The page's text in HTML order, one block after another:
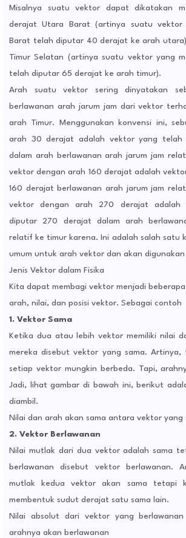
Misalnya suatu vektor dapat dikatakan
derajat Utara Barat (artinya suatu vektor
Barat telah diputar 40 derajat ke arah
Timur Selatan (artinya suatu vektor yang
telah diputar 65 derajat ke arah timur).
Arah suatu vektor sering dinyatakan
berlawanan arah jarum jam dari vektor
arah Timur. Menggunakan konvensi ini,
arah 30 derajat adalah vektor yang
dalam arah berlawanan arah jarum jam
vektor dengan arah 160 derajat adalah
160 derajat berlawanan arah jarum jam
vektor dengan arah 270 derajat adalah
diputar 270 derajat dalam arah
relatif ke timur karena. Ini adalah salah satu
umum untuk arah vektor dan akan
Jenis Vektor dalam Fisika
Kita dapat membagi vektor menjadi
arah, nilai, dan posisi vektor. Sebagai contoh
1. Vektor Sama
Ketika dua atau lebih vektor memiliki nilai
mereka disebut vektor yang sama.
setiap vektor mungkin berbeda. Tapi,
Jadi, lihat gambar di bawah ini, berikut
diambil.
Nilai dan arah akan sama antara vektor yang
2. Vektor Berlawanan
Nilai mutlak dari dua vektor adalah sama
berlawanan disebut vektor berlawanan.
mutlak kedua vektor akan sama tetapi
membentuk sudut derajat satu sama lain.
Nilai absolut dari vektor yang
arahnya akan berlawanan